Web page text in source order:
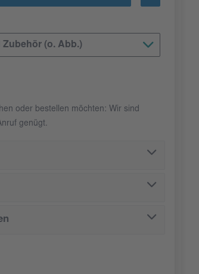
Zubehör (o. Abb.)
oder bestellen möchten: Wir sind
genügt.